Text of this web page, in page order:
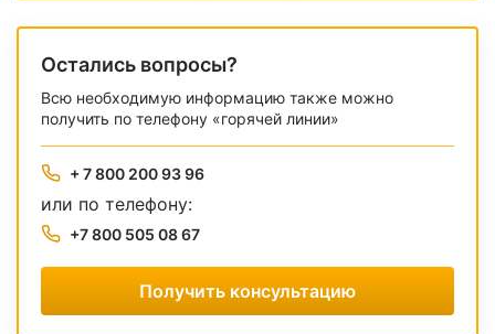
Остались вопросы?
Всю необходимую информацию также можно
получить по телефону «горячей линии»
+ 7 800 200 93 96
или по телефону:
+7 800 505 08 67
Получить консультацию